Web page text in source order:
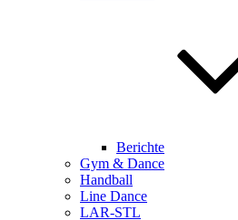
Berichte
Gym & Dance
Handball
Line Dance
LAR-STL